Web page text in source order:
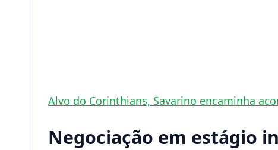
Alvo do Corinthians, Savarino encaminha
Negociação em estágio